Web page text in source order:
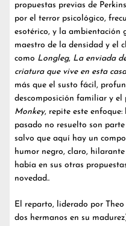
propuestas previas de
por el terror psicológico,
esotérico, y la ambientación
maestro de la densidad y el
como Longleg, La enviada
criatura que vive en esta casa
más que el susto fácil,
descomposición familiar y el
Monkey, repite este
pasado no resuelto son
salvo que aquí hay un
humor negro, claro,
había en sus otras
novedad..
El reparto, liderado por
dos hermanos en su